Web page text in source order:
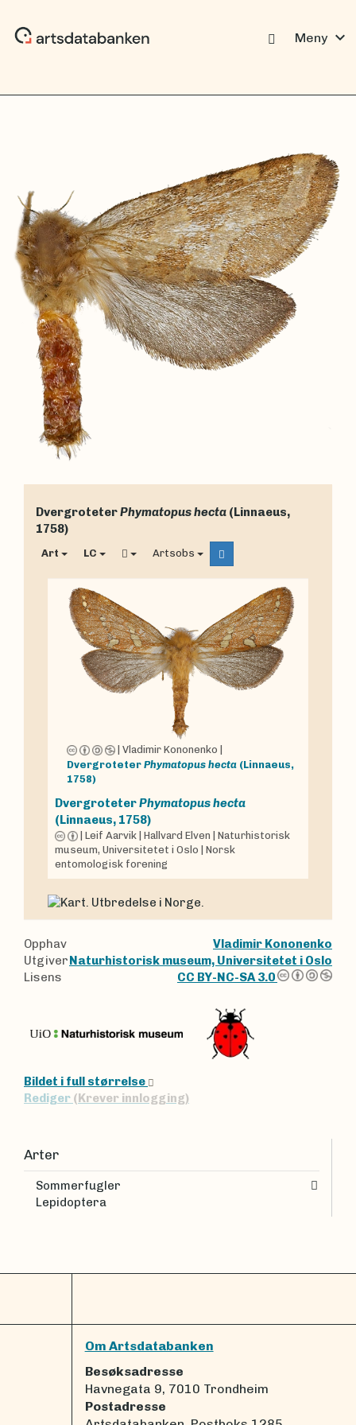
Meny expand_more
DvergroteterPhymatopus hecta (Linnaeus,
1758)
Art LC Artsobs
Vladimir Kononenko
Dvergroteter Phymatopus hecta (Linnaeus,
1758)
DvergroteterPhymatopus hecta
(Linnaeus, 1758)
Leif Aarvik Hallvard Elven
Naturhistorisk
museum, Universitetet i Oslo
Norsk
entomologisk forening
Opphav
Vladimir Kononenko
UtgiverNaturhistorisk museum, Universitetet i Oslo
Lisens
CC BY-NC-SA 3.0
Bildet i full størrelse
Rediger (Krever innlogging)
Arter
Sommerfugler
Lepidoptera
Om Artsdatabanken
Besøksadresse
Havnegata 9, 7010 Trondheim
Postadresse